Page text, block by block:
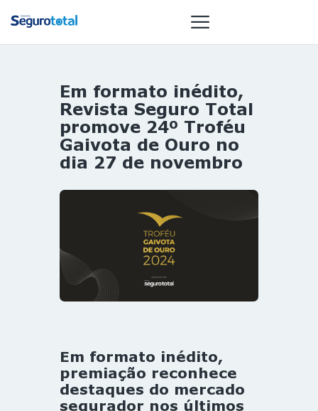
NOTÍCIAS
REVISTA
ESPECIAIS
GAIVOTA DE
MULHERES
GESTORAS
HOMEST
HOME
Em formato inédito,
Revista Seguro Total
promove 24º Troféu
Gaivota de Ouro no
dia 27 de novembro
Em formato inédito,
premiação reconhece
destaques do mercado
segurador nos últimos